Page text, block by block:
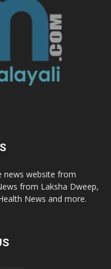
news website from
from Laksha Dweep,
News and more.